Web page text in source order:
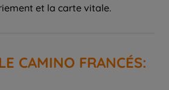
et la carte vitale.
CAMINO FRANCÉS: